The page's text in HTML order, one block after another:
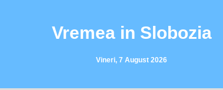
Vremea in Slobozia
Vineri, 7 August 2026